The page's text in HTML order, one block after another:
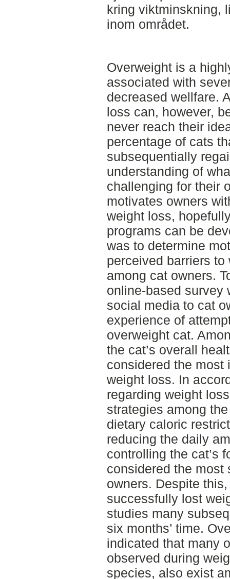
kring viktminskning,
inom området.
Overweight is a
associated with
decreased wellfare.
loss can, however,
never reach their
percentage of cats
subsequentially
understanding of
challenging for their
motivates owners
weight loss,
programs can be
was to determine
perceived barriers
among cat owners.
online-based survey
social media to cat
experience of
overweight cat.
the cat’s overall
considered the most
weight loss. In
regarding weight
strategies among
dietary caloric
reducing the daily
controlling the cat’s
considered the most
owners. Despite
successfully lost
studies many
six months’ time.
indicated that many
observed during
species, also exist